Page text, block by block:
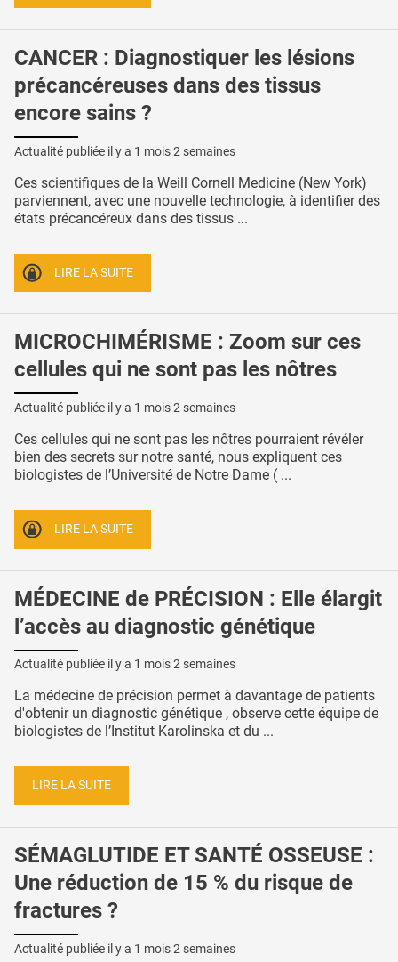
CANCER : Diagnostiquer les lésions
précancéreuses dans des tissus
encore sains ?
Actualité publiée il y a 1 mois 2 semaines
Ces scientifiques de la Weill Cornell Medicine (New York)
parviennent, avec une nouvelle technologie, à identifier des
états précancéreux dans des tissus ...
LIRE LA SUITE
MICROCHIMÉRISME : Zoom sur ces
cellules qui ne sont pas les nôtres
Actualité publiée il y a 1 mois 2 semaines
Ces cellules qui ne sont pas les nôtres pourraient révéler
bien des secrets sur notre santé, nous expliquent ces
biologistes de l’Université de Notre Dame ( ...
LIRE LA SUITE
MÉDECINE de PRÉCISION : Elle élargit
l’accès au diagnostic génétique
Actualité publiée il y a 1 mois 2 semaines
La médecine de précision permet à davantage de patients
d'obtenir un diagnostic génétique , observe cette équipe de
biologistes de l’Institut Karolinska et du ...
LIRE LA SUITE
SÉMAGLUTIDE ET SANTÉ OSSEUSE :
Une réduction de 15 % du risque de
fractures ?
Actualité publiée il y a 1 mois 2 semaines